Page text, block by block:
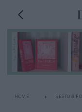
HOME RESTO &